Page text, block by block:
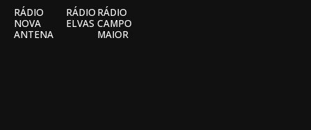
RÁDIO
NOVA
ANTENA
RÁDIO
ELVAS
RÁDIO
CAMPO
MAIOR